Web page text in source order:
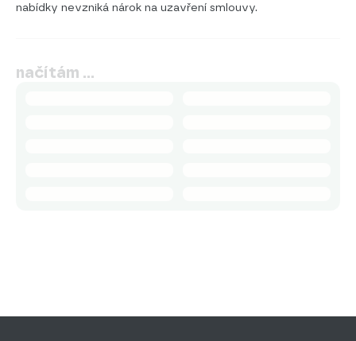
nabídky nevzniká nárok na uzavření smlouvy.
načítám …